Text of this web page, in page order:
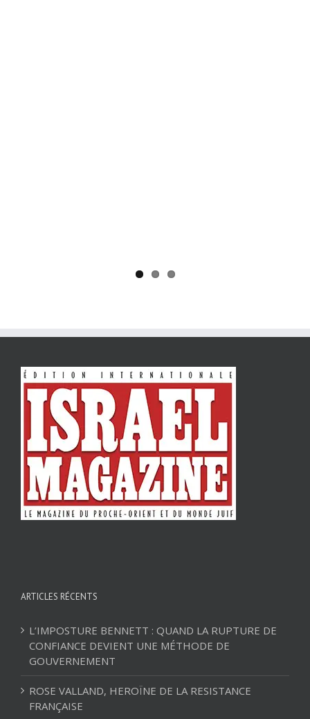
ARTICLES RÉCENTS
L’IMPOSTURE BENNETT : QUAND LA RUPTURE DE
CONFIANCE DEVIENT UNE MÉTHODE DE
GOUVERNEMENT
ROSE VALLAND, HEROÏNE DE LA RESISTANCE
FRANÇAISE